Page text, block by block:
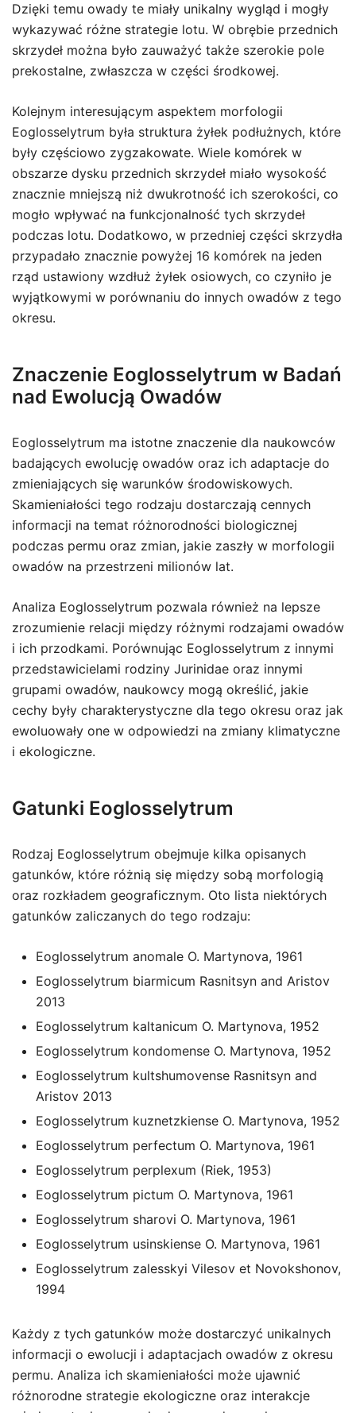
Dzięki temu owady te miały unikalny wygląd i mogły
wykazywać różne strategie lotu. W obrębie przednich
skrzydeł można było zauważyć także szerokie pole
prekostalne, zwłaszcza w części środkowej.
Kolejnym interesującym aspektem morfologii
Eoglosselytrum była struktura żyłek podłużnych, które
były częściowo zygzakowate. Wiele komórek w
obszarze dysku przednich skrzydeł miało wysokość
znacznie mniejszą niż dwukrotność ich szerokości, co
mogło wpływać na funkcjonalność tych skrzydeł
podczas lotu. Dodatkowo, w przedniej części skrzydła
przypadało znacznie powyżej 16 komórek na jeden
rząd ustawiony wzdłuż żyłek osiowych, co czyniło je
wyjątkowymi w porównaniu do innych owadów z tego
okresu.
Znaczenie Eoglosselytrum w Badań
nad Ewolucją Owadów
Eoglosselytrum ma istotne znaczenie dla naukowców
badających ewolucję owadów oraz ich adaptacje do
zmieniających się warunków środowiskowych.
Skamieniałości tego rodzaju dostarczają cennych
informacji na temat różnorodności biologicznej
podczas permu oraz zmian, jakie zaszły w morfologii
owadów na przestrzeni milionów lat.
Analiza Eoglosselytrum pozwala również na lepsze
zrozumienie relacji między różnymi rodzajami owadów
i ich przodkami. Porównując Eoglosselytrum z innymi
przedstawicielami rodziny Jurinidae oraz innymi
grupami owadów, naukowcy mogą określić, jakie
cechy były charakterystyczne dla tego okresu oraz jak
ewoluowały one w odpowiedzi na zmiany klimatyczne
i ekologiczne.
Gatunki Eoglosselytrum
Rodzaj Eoglosselytrum obejmuje kilka opisanych
gatunków, które różnią się między sobą morfologią
oraz rozkładem geograficznym. Oto lista niektórych
gatunków zaliczanych do tego rodzaju:
Eoglosselytrum anomale O. Martynova, 1961
Eoglosselytrum biarmicum Rasnitsyn and Aristov
2013
Eoglosselytrum kaltanicum O. Martynova, 1952
Eoglosselytrum kondomense O. Martynova, 1952
Eoglosselytrum kultshumovense Rasnitsyn and
Aristov 2013
Eoglosselytrum kuznetzkiense O. Martynova, 1952
Eoglosselytrum perfectum O. Martynova, 1961
Eoglosselytrum perplexum (Riek, 1953)
Eoglosselytrum pictum O. Martynova, 1961
Eoglosselytrum sharovi O. Martynova, 1961
Eoglosselytrum usinskiense O. Martynova, 1961
Eoglosselytrum zalesskyi Vilesov et Novokshonov,
1994
Każdy z tych gatunków może dostarczyć unikalnych
informacji o ewolucji i adaptacjach owadów z okresu
permu. Analiza ich skamieniałości może ujawnić
różnorodne strategie ekologiczne oraz interakcje